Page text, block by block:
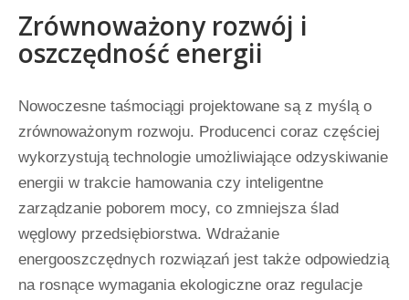
Zrównoważony rozwój i
oszczędność energii
Nowoczesne taśmociągi projektowane są z myślą o
zrównoważonym rozwoju. Producenci coraz częściej
wykorzystują technologie umożliwiające odzyskiwanie
energii w trakcie hamowania czy inteligentne
zarządzanie poborem mocy, co zmniejsza ślad
węglowy przedsiębiorstwa. Wdrażanie
energooszczędnych rozwiązań jest także odpowiedzią
na rosnące wymagania ekologiczne oraz regulacje